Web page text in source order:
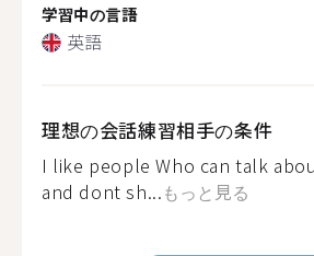
学習中の言語
英語
理想の会話練習相手の条件
I like people Who can talk
and dont sh...もっと見る